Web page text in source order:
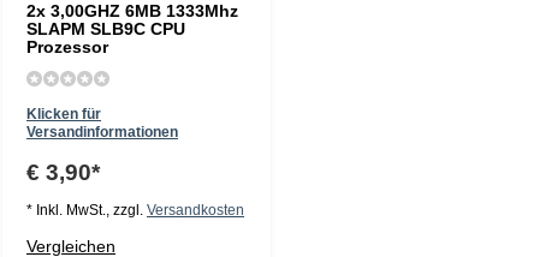
2x 3,00GHZ 6MB 1333Mhz
SLAPM SLB9C CPU
Prozessor
Klicken für
Versandinformationen
€ 3,90*
* Inkl. MwSt., zzgl. Versandkosten
Vergleichen